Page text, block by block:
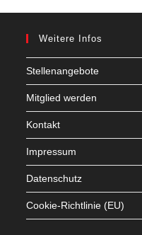
Weitere Infos
Stellenangebote
Mitglied werden
Kontakt
Impressum
Datenschutz
Cookie-Richtlinie (EU)